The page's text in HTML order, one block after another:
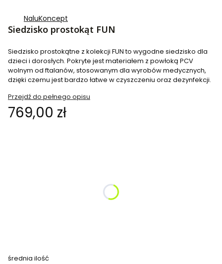
NaluKoncept
Siedzisko prostokąt FUN
Siedzisko prostokątne z kolekcji FUN to wygodne siedzisko dla
dzieci i dorosłych. Pokryte jest materiałem z powłoką PCV
wolnym od ftalanów, stosowanym dla wyrobów medycznych,
dzięki czemu jest bardzo łatwe w czyszczeniu oraz dezynfekcji.
Przejdź do pełnego opisu
Cena
769,00 zł
średnia ilość